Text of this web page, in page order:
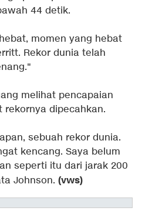
44 detik.
momen yang hebat
Rekor dunia telah
melihat pencapaian
rekornya dipecahkan.
sebuah rekor dunia.
kencang. Saya belum
seperti itu dari jarak 200
Johnson. (vws)